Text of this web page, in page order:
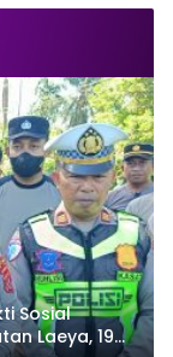
Sosial
Laeya, 19